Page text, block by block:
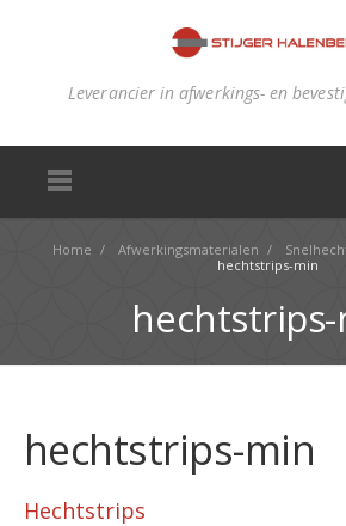
Leverancier in afwerkings- en
Home / Afwerkingsmaterialen /
hechtstrips-min
hechtstrips-min
Hechtstrips